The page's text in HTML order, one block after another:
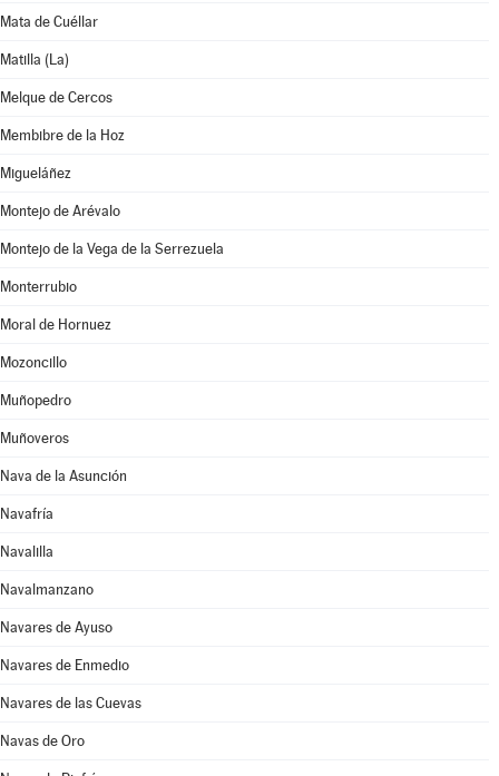
Mata de Cuéllar
Matilla (La)
Melque de Cercos
Membibre de la Hoz
Migueláñez
Montejo de Arévalo
Montejo de la Vega de la Serrezuela
Monterrubio
Moral de Hornuez
Mozoncillo
Muñopedro
Muñoveros
Nava de la Asunción
Navafría
Navalilla
Navalmanzano
Navares de Ayuso
Navares de Enmedio
Navares de las Cuevas
Navas de Oro